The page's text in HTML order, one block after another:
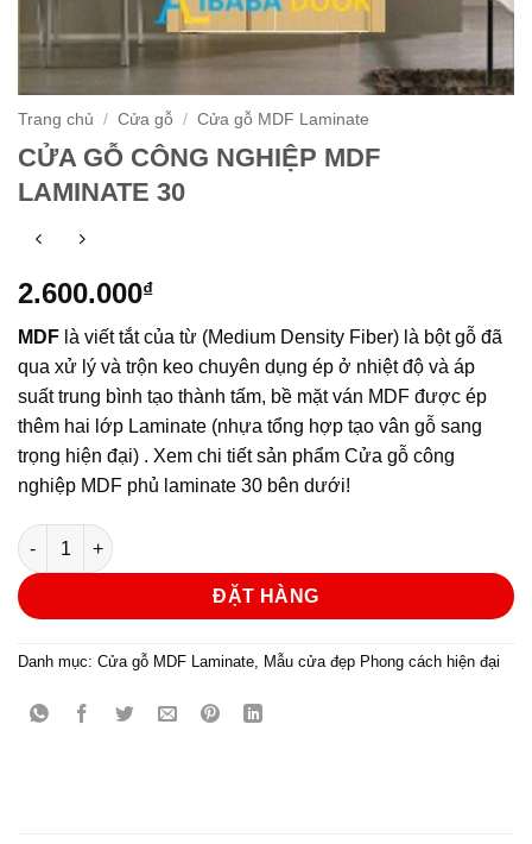
Trang chủ / Cửa gỗ / Cửa gỗ MDF Laminate
CỬA GỖ CÔNG NGHIỆP MDF
LAMINATE 30
2.600.000₫
MDF là viết tắt của từ (Medium Density Fiber) là bột gỗ đã
qua xử lý và trộn keo chuyên dụng ép ở nhiệt độ và áp
suất trung bình tạo thành tấm, bề mặt ván MDF được ép
thêm hai lớp Laminate (nhựa tổng hợp tạo vân gỗ sang
trọng hiện đại) . Xem chi tiết sản phẩm Cửa gỗ công
nghiệp MDF phủ laminate 30 bên dưới!
CỬA GỖ CÔNG NGHIỆP MDF LAMINATE 30 số lượng
ĐẶT HÀNG
Danh mục: Cửa gỗ MDF Laminate, Mẫu cửa đẹp Phong cách hiện đại